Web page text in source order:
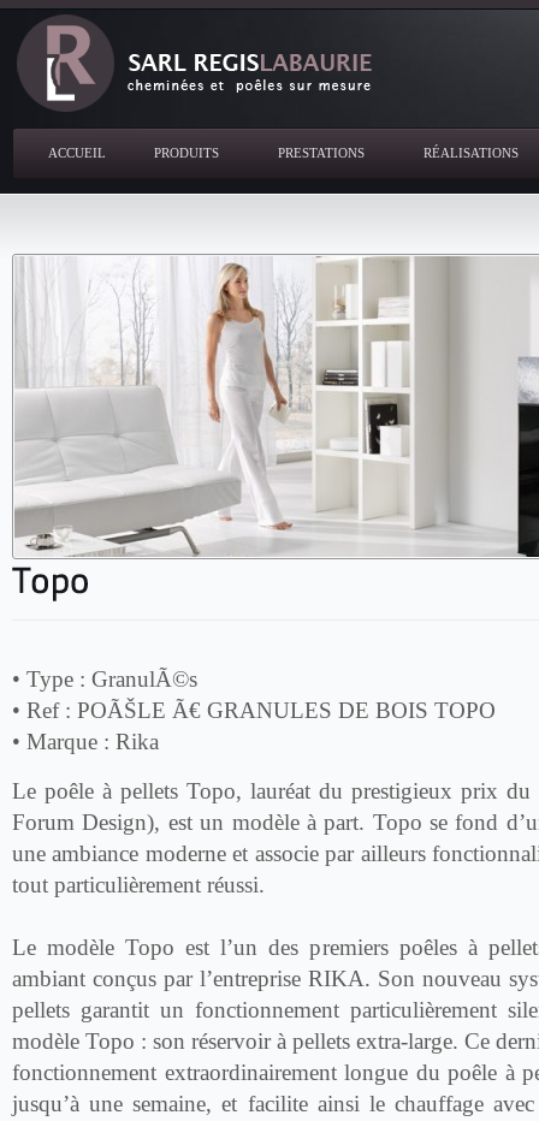
ACCUEIL PRODUITS PRESTATIONS RÉALISATIONS
• Type : GranulÃ©s
• Ref : POÃŠLE Ã€ GRANULES DE BOIS TOPO
• Marque : Rika
Le poêle à pellets Topo, lauréat du prestigieux prix
Forum Design), est un modèle à part. Topo se fond
une ambiance moderne et associe par ailleurs
tout particulièrement réussi.
Le modèle Topo est l’un des premiers poêles à
ambiant conçus par l’entreprise RIKA. Son nouveau
pellets garantit un fonctionnement particulièrement
modèle Topo : son réservoir à pellets extra-large. Ce
fonctionnement extraordinairement longue du poêle à
jusqu’à une semaine, et facilite ainsi le chauffage